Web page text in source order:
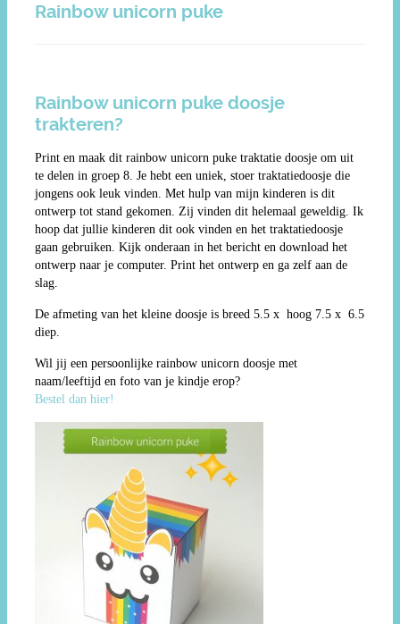
Rainbow unicorn puke
Rainbow unicorn puke doosje
trakteren?
Print en maak dit rainbow unicorn puke traktatie doosje om uit
te delen in groep 8. Je hebt een uniek, stoer traktatiedoosje die
jongens ook leuk vinden. Met hulp van mijn kinderen is dit
ontwerp tot stand gekomen. Zij vinden dit helemaal geweldig. Ik
hoop dat jullie kinderen dit ook vinden en het traktatiedoosje
gaan gebruiken. Kijk onderaan in het bericht en download het
ontwerp naar je computer. Print het ontwerp en ga zelf aan de
slag.
De afmeting van het kleine doosje is breed 5.5 x hoog 7.5 x 6.5
diep.
Wil jij een persoonlijke rainbow unicorn doosje met
naam/leeftijd en foto van je kindje erop?
Bestel dan hier!